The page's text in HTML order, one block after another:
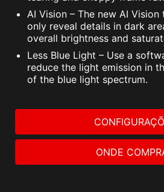
AI Vision – The new AI
only reveal details in dark
overall brightness and
Less Blue Light – Use a
reduce the light emission in
of the blue light spectrum.
ONDE